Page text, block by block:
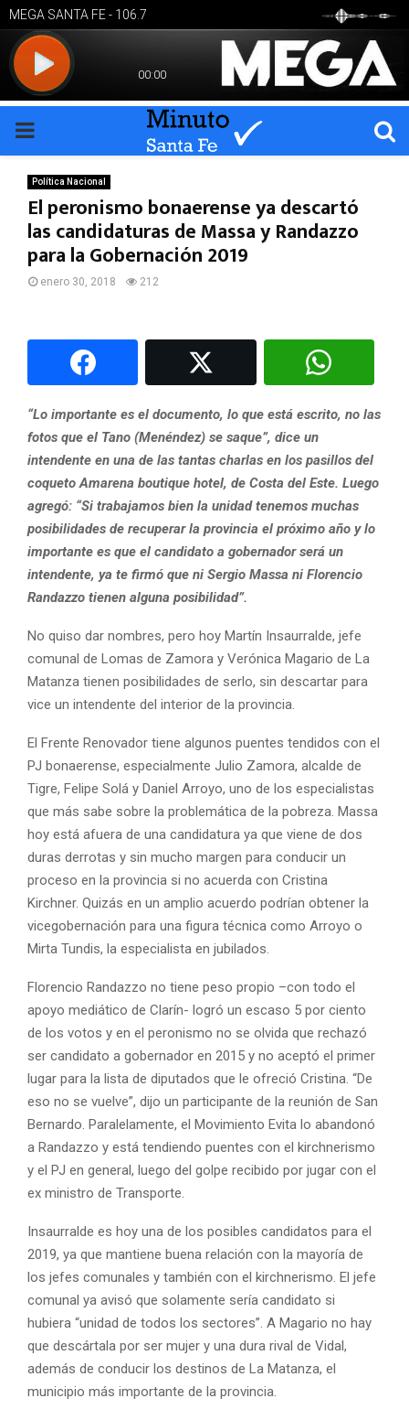
PRIMARY
MENU
Política Nacional
El peronismo bonaerense ya descartó
las candidaturas de Massa y Randazzo
para la Gobernación 2019
enero 30, 2018 212
“Lo importante es el documento, lo que está escrito, no las
fotos que el Tano (Menéndez) se saque”, dice un
intendente en una de las tantas charlas en los pasillos del
coqueto Amarena boutique hotel, de Costa del Este. Luego
agregó: “Si trabajamos bien la unidad tenemos muchas
posibilidades de recuperar la provincia el próximo año y lo
importante es que el candidato a gobernador será un
intendente, ya te firmó que ni Sergio Massa ni Florencio
Randazzo tienen alguna posibilidad”.
No quiso dar nombres, pero hoy Martín Insaurralde, jefe
comunal de Lomas de Zamora y Verónica Magario de La
Matanza tienen posibilidades de serlo, sin descartar para
vice un intendente del interior de la provincia.
El Frente Renovador tiene algunos puentes tendidos con el
PJ bonaerense, especialmente Julio Zamora, alcalde de
Tigre, Felipe Solá y Daniel Arroyo, uno de los especialistas
que más sabe sobre la problemática de la pobreza. Massa
hoy está afuera de una candidatura ya que viene de dos
duras derrotas y sin mucho margen para conducir un
proceso en la provincia si no acuerda con Cristina
Kirchner. Quizás en un amplio acuerdo podrían obtener la
vicegobernación para una figura técnica como Arroyo o
Mirta Tundis, la especialista en jubilados.
Florencio Randazzo no tiene peso propio –con todo el
apoyo mediático de Clarín- logró un escaso 5 por ciento
de los votos y en el peronismo no se olvida que rechazó
ser candidato a gobernador en 2015 y no aceptó el primer
lugar para la lista de diputados que le ofreció Cristina. “De
eso no se vuelve”, dijo un participante de la reunión de San
Bernardo. Paralelamente, el Movimiento Evita lo abandonó
a Randazzo y está tendiendo puentes con el kirchnerismo
y el PJ en general, luego del golpe recibido por jugar con el
ex ministro de Transporte.
Insaurralde es hoy una de los posibles candidatos para el
2019, ya que mantiene buena relación con la mayoría de
los jefes comunales y también con el kirchnerismo. El jefe
comunal ya avisó que solamente sería candidato si
hubiera “unidad de todos los sectores”. A Magario no hay
que descártala por ser mujer y una dura rival de Vidal,
además de conducir los destinos de La Matanza, el
municipio más importante de la provincia.